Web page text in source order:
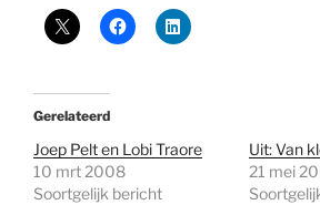
Gerelateerd
Joep Pelt en Lobi Traore
10 mrt 2008
Soortgelijk bericht
Uit: Van
21 mei